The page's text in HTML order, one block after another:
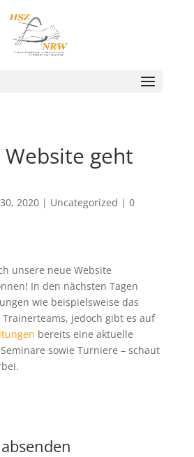
geht
2020| Uncategorized | 0
unsere neue Website
In den nächsten Tagen
wie beispielsweise das
jedoch gibt es auf
bereits eine aktuelle
sowie Turniere – schaut